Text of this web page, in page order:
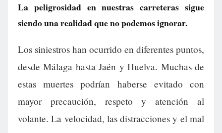
La peligrosidad en nuestras carreteras sigue
siendo una realidad que no podemos ignorar.
Los siniestros han ocurrido en diferentes puntos,
desde Málaga hasta Jaén y Huelva. Muchas de
estas muertes podrían haberse evitado con
mayor precaución, respeto y atención al
volante. La velocidad, las distracciones y el mal